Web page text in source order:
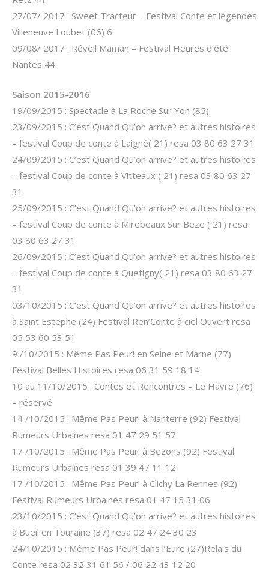
27/07/ 2017 : Sweet Tracteur – Festival Conte et légendes
Villeneuve Loubet (06) 6
09/08/ 2017 : Réveil Maman – Festival Heures d’été
Nantes 44
Saison 2015-2016
19/09/2015 : Spectacle à La Roche Sur Yon (85)
23/09/2015 : C’est Quand Qu’on arrive? et autres histoires
– festival Coup de conte à Laigné( 21) resa 03 80 63 27 31
24/09/2015 : C’est Quand Qu’on arrive? et autres histoires
– festival Coup de conte à Vitteaux ( 21) resa 03 80 63 27
31
25/09/2015 : C’est Quand Qu’on arrive? et autres histoires
– festival Coup de conte à Mirebeaux Sur Beze ( 21) resa
03 80 63 27 31
26/09/2015 : C’est Quand Qu’on arrive? et autres histoires
– festival Coup de conte à Quetigny( 21) resa 03 80 63 27
31
03/10/2015 : C’est Quand Qu’on arrive? et autres histoires
à Saint Estephe (24) Festival Ren’Conte à ciel Ouvert resa
05 53 60 53 51
9 /10/2015 : Même Pas Peur! en Seine et Marne (77)
Festival Belles Histoires resa 06 31 59 18 14
10 au 11/10/2015 : Contes et Rencontres – Le Havre (76)
– réservé
14 /10/2015 : Même Pas Peur! à Nanterre (92) Festival
Rumeurs Urbaines resa 01 47 29 51 57
17 /10/2015 : Même Pas Peur! à Bezons (92) Festival
Rumeurs Urbaines resa 01 39 47 11 12
17 /10/2015 : Même Pas Peur! à Clichy La Rennes (92)
Festival Rumeurs Urbaines resa 01 47 15 31 06
23/10/2015 : C’est Quand Qu’on arrive? et autres histoires
à Bueil en Touraine (37) resa 02 47 24 30 23
24/10/2015 : Même Pas Peur! dans l’Eure (27)Relais du
Conte resa 02 32 31 61 56 / 06 22 43 12 20